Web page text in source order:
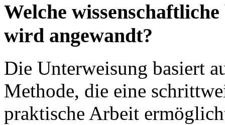
Welche
wird angewandt?
Die Unterweisung basiert
Methode, die eine
praktische Arbeit